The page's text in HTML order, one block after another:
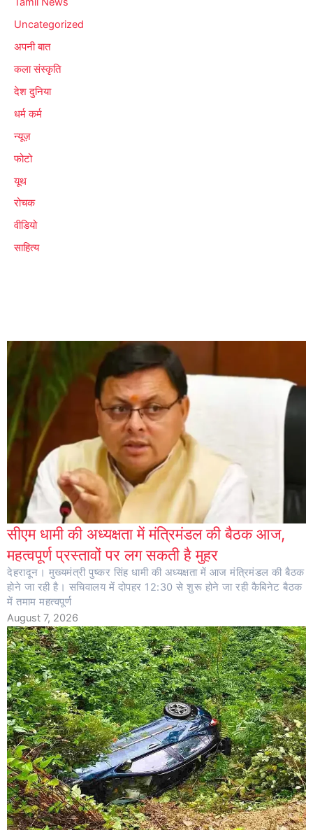
Uncategorized
अपनी बात
कला संस्कृति
देश दुनिया
धर्म कर्म
न्यूज़
फोटो
यूथ
रोचक
वीडियो
साहित्य
सीएम धामी की अध्यक्षता में मंत्रिमंडल की बैठक आज,
महत्वपूर्ण प्रस्तावों पर लग सकती है मुहर
देहरादून। मुख्यमंत्री पुष्कर सिंह धामी की अध्यक्षता में आज मंत्रिमंडल की बैठक
होने जा रही है। सचिवालय में दोपहर 12:30 से शुरू होने जा रही कैबिनेट बैठक
में तमाम महत्वपूर्ण
August 7, 2026